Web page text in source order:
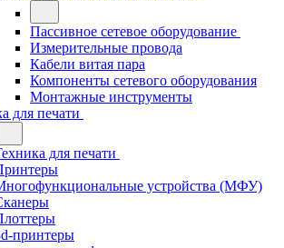
Пассивное сетевое оборудование
Измерительные провода
Кабели витая пара
Компоненты сетевого оборудования
Монтажные инструменты
для печати
для печати
устройства (МФУ)
принтеры